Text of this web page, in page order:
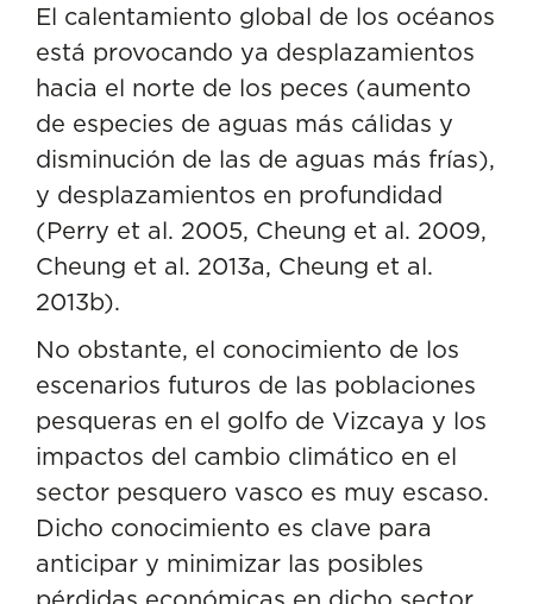
El calentamiento global de los océanos
está provocando ya desplazamientos
hacia el norte de los peces (aumento
de especies de aguas más cálidas y
disminución de las de aguas más frías),
y desplazamientos en profundidad
(Perry et al. 2005, Cheung et al. 2009,
Cheung et al. 2013a, Cheung et al.
2013b).
No obstante, el conocimiento de los
escenarios futuros de las poblaciones
pesqueras en el golfo de Vizcaya y los
impactos del cambio climático en el
sector pesquero vasco es muy escaso.
Dicho conocimiento es clave para
anticipar y minimizar las posibles